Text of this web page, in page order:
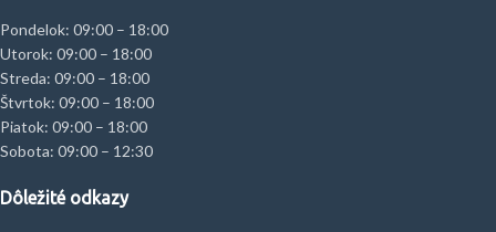
Pondelok: 09:00 – 18:00
Utorok: 09:00 – 18:00
Streda: 09:00 – 18:00
Štvrtok: 09:00 – 18:00
Piatok: 09:00 – 18:00
Sobota: 09:00 – 12:30
Dôležité odkazy